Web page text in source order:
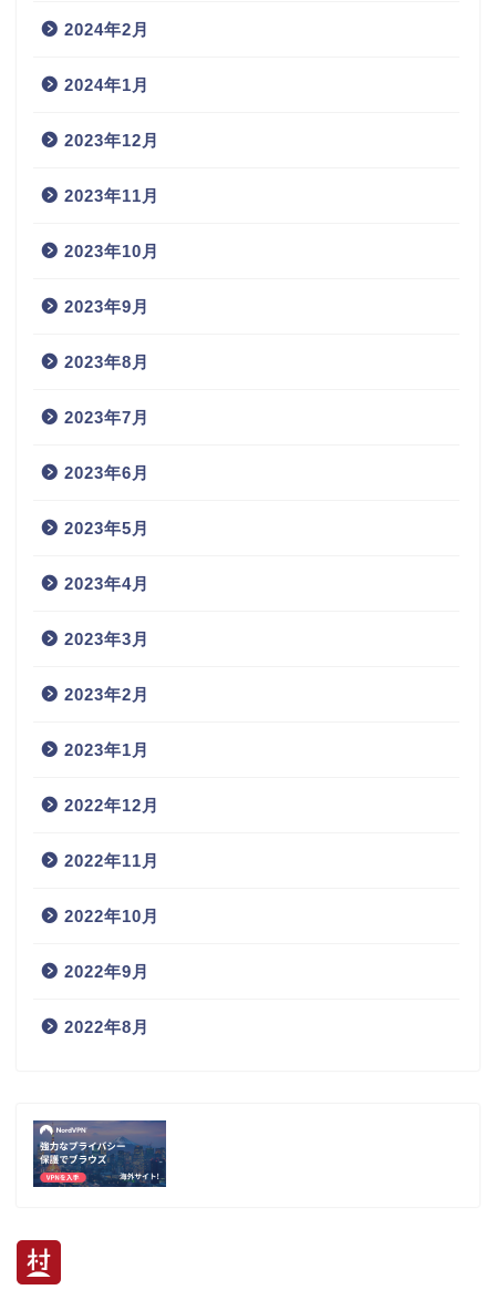
2024年2月
2024年1月
2023年12月
2023年11月
2023年10月
2023年9月
2023年8月
2023年7月
2023年6月
2023年5月
2023年4月
2023年3月
2023年2月
2023年1月
2022年12月
2022年11月
2022年10月
2022年9月
2022年8月